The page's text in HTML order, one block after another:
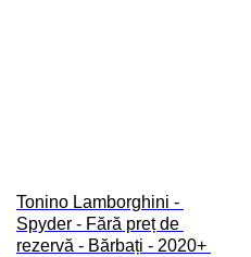
Tonino Lamborghini -
Spyder - Fără preț de
rezervă - Bărbați - 2020+